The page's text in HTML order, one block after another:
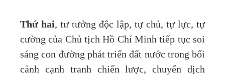
Thứ hai, tư tưởng độc lập, tự chủ, tự lực, tự
cường của Chủ tịch Hồ Chí Minh tiếp tục soi
sáng con đường phát triển đất nước trong bối
cảnh cạnh tranh chiến lược, chuyển dịch